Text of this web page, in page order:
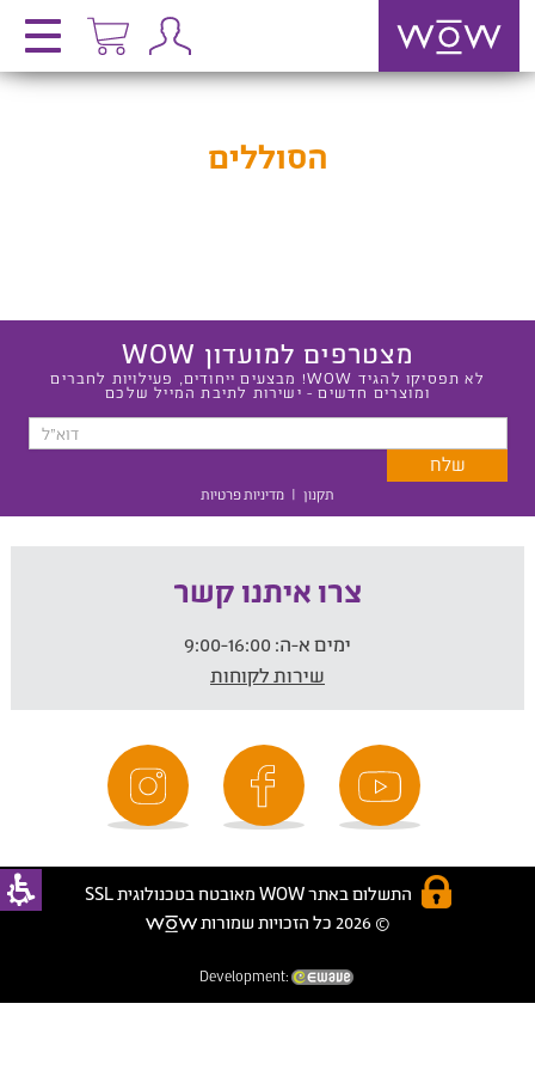
הסוללים
מצטרפים למועדון WOW
לא תפסיקו להגיד WOW! מבצעים ייחודים, פעילויות לחברים
ומוצרים חדשים - ישירות לתיבת המייל שלכם
תקנון | מדיניות פרטיות
צרו איתנו קשר
ימים א-ה:
שירות לקוחות
התשלום באתר WOW מאובטח בטכנולוגית SSL
© 2026 כל הזכויות שמורות
Development: